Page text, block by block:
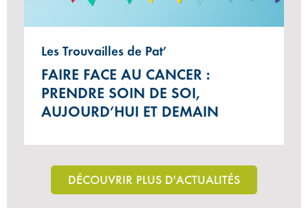
Les Trouvailles de Pat’
FAIRE FACE AU CANCER :
PRENDRE SOIN DE SOI,
AUJOURD’HUI ET DEMAIN
DÉCOUVRIR PLUS D'ACTUALITÉS